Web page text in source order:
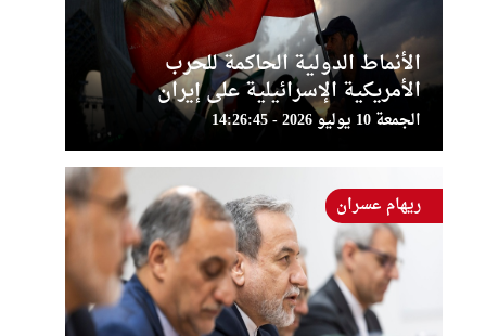
الأنماط الدولية الحاكمة للحرب
الأمريكية الإسرائيلية على إيران
الجمعة 10 يوليو 2026 - 14:26:45
ريهام عسران